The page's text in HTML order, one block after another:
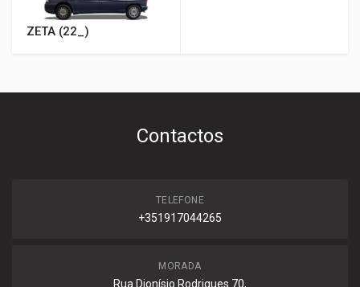
ZETA (22_)
Contactos
TELEFONE
+351917044265
MORADA
Rua Dionísio Rodrigues 70,